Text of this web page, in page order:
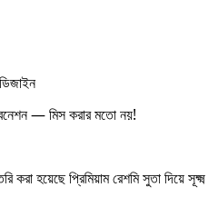
— মিস করার মতো নয়!
করা হয়েছে প্রিমিয়াম রেশমি সুতা দিয়ে সূক্ষ্ম